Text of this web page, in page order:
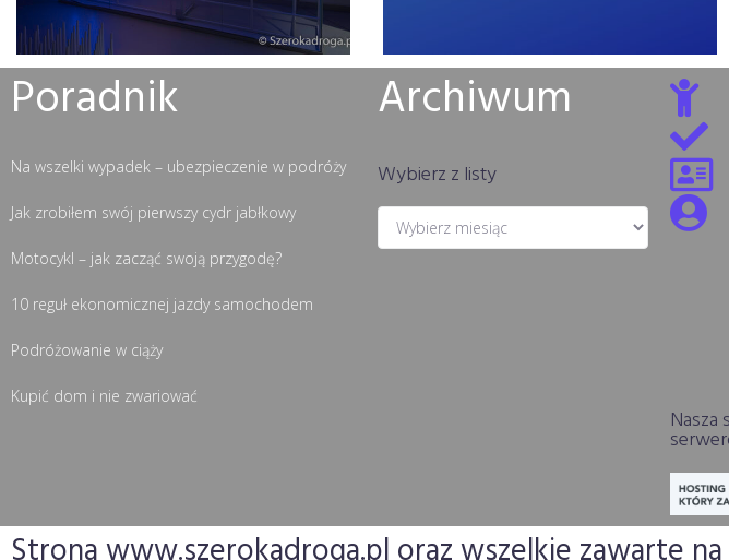
Poradnik
Na wszelki wypadek – ubezpieczenie w podróży
Jak zrobiłem swój pierwszy cydr jabłkowy
Motocykl – jak zacząć swoją przygodę?
10 reguł ekonomicznej jazdy samochodem
Podróżowanie w ciąży
Kupić dom i nie zwariować
Archiwum
Wybierz z listy
Nasza